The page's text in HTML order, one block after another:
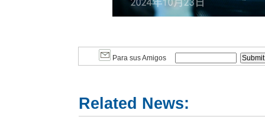
Para sus Amigos
Related News: